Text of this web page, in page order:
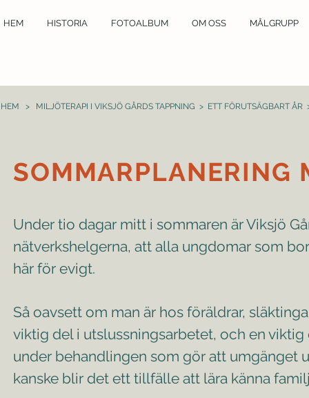
HEM HISTORIA FOTOALBUM OM OSS MÅLGRUPP
HEM > MILJÖTERAPI I VIKSJÖ GÅRDS TAPPNING > ETT FÖRUTSÄGBART ÅR
SOMMARPLANERING
Under tio dagar mitt i sommaren är Viksjö
nätverkshelgerna, att alla ungdomar som
här för evigt.
Så oavsett om man är hos föräldrar,
viktig del i utslussningsarbetet, och en
under behandlingen som gör att umgänget
kanske blir det ett tillfälle att lära känna